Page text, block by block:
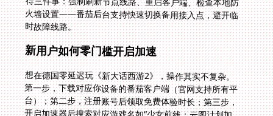
时故障线路。
新用户如何零门槛开启加速
想在德国零延迟玩《新大话西游2》，操作其实不复杂。
第一步，下载对应你设备的番茄客户端（官网支持所有平
台）；第二步，注册账号后领取免费体验时长；第三步，
开启加速器后搜索对应游戏名如“少女前线：云图计划加
速线路”，点击一键加速。通常10秒内完成链路优化，进
入游戏感受丝滑变化。首次注册往往赠送足量体验时长，